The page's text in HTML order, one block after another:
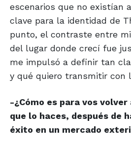
escenarios que no existían
clave para la identidad de
punto, el contraste entre mi
del lugar donde crecí fue
me impulsó a definir tan
y qué quiero transmitir con
-¿Cómo es para vos volver
que lo haces, después de
éxito en un mercado